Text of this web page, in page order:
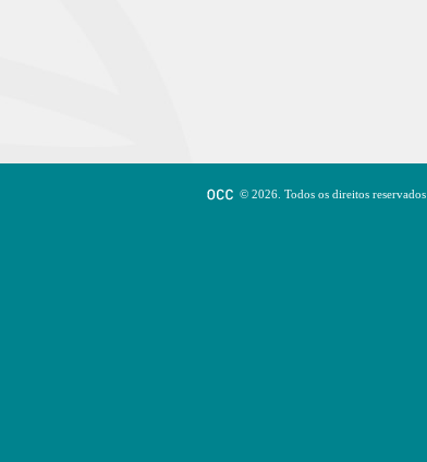
© 2026. Todos os direitos reservados